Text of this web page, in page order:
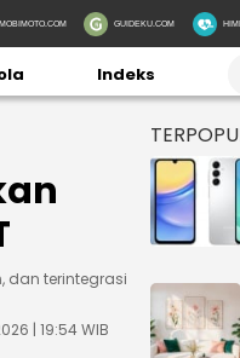
MOBIMOTO.COM GUIDEKU.COM
Indeks
dan terintegrasi
| 19:54 WIB